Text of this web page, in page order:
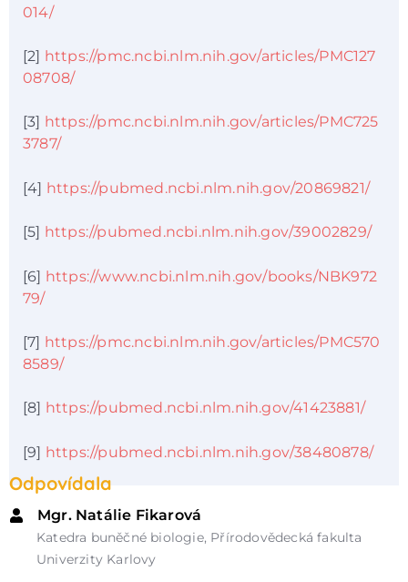
014/
[2] https://pmc.ncbi.nlm.nih.gov/articles/PMC127
08708/
[3] https://pmc.ncbi.nlm.nih.gov/articles/PMC725
3787/
[4] https://pubmed.ncbi.nlm.nih.gov/20869821/
[5] https://pubmed.ncbi.nlm.nih.gov/39002829/
[6] https://www.ncbi.nlm.nih.gov/books/NBK972
79/
[7] https://pmc.ncbi.nlm.nih.gov/articles/PMC570
8589/
[8] https://pubmed.ncbi.nlm.nih.gov/41423881/
[9] https://pubmed.ncbi.nlm.nih.gov/38480878/
Odpovídala
Mgr. Natálie Fikarová
Katedra buněčné biologie, Přírodovědecká fakulta
Univerzity Karlovy